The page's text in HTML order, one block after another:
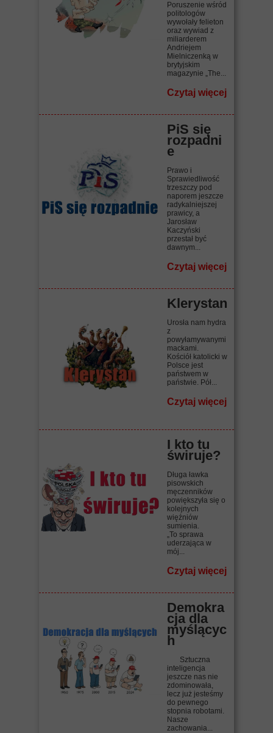
Poruszenie wśród
politologów
wywołały felieton
oraz wywiad z
miliarderem
Andriejem
Mielniczenką w
brytyjskim
magazynie „The...
Czytaj więcej
PiS się
rozpadni
e
Prawo i
Sprawiedliwość
trzeszczy pod
naporem jeszcze
radykalniejszej
prawicy, a
Jarosław
Kaczyński
przestał być
dawnym...
Czytaj więcej
Klerystan
Urosła nam hydra
z
powyłamywanymi
mackami.
Kościół katolicki w
Polsce jest
państwem w
państwie. Pół...
Czytaj więcej
I kto tu
świruje?
Długa ławka
pisowskich
męczenników
powiększyła się o
kolejnych
więźniów
sumienia.
„To sprawa
uderzająca w
mój...
Czytaj więcej
Demokra
cja dla
myślącyc
h
Sztuczna
inteligencja
jeszcze nas nie
zdominowała,
lecz już jesteśmy
do pewnego
stopnia robotami.
Nasze
zachowania...